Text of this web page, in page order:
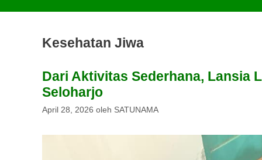
Kesehatan Jiwa
Dari Aktivitas Sederhana, Lansia
Seloharjo
April 28, 2026 oleh SATUNAMA